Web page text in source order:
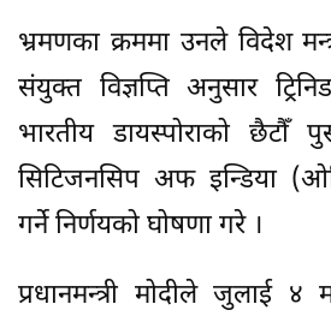
भ्रमणका क्रममा उनले विदेश
संयुक्त विज्ञप्ति अनुसार
भारतीय डायस्पोराको छैटौँ
सिटिजनसिप अफ इन्डिया
गर्ने निर्णयको घोषणा गरे ।
प्रधानमन्त्री मोदीले जुलाई